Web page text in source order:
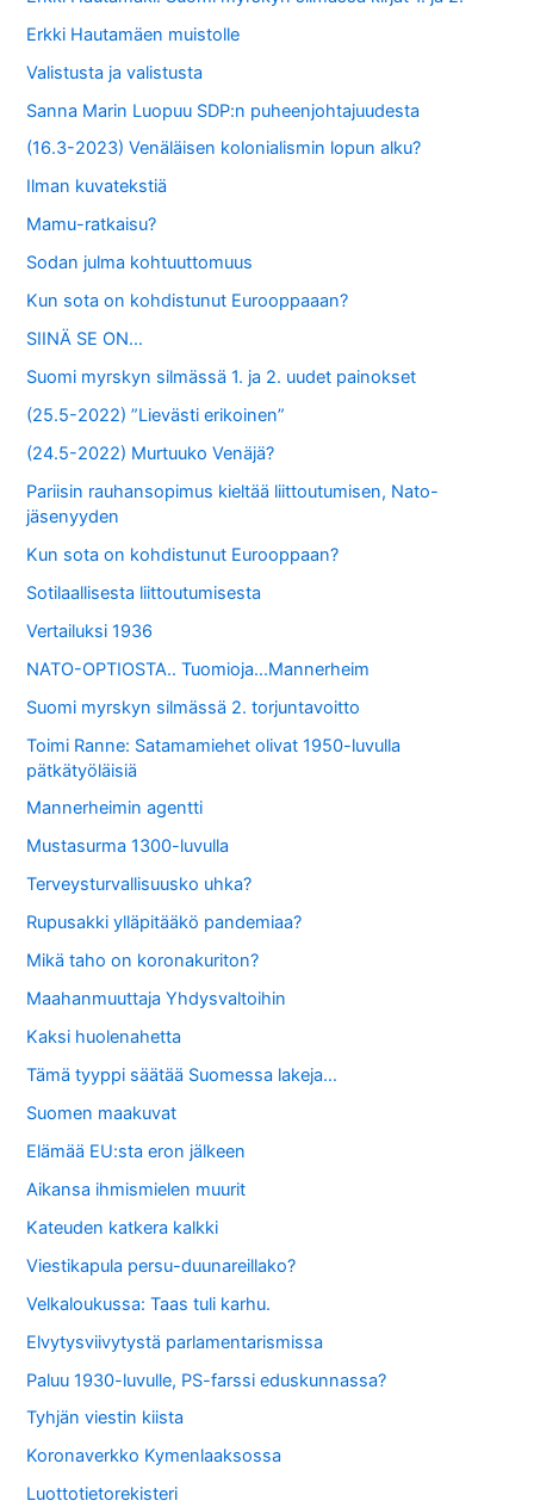
r
:Erkki Hautamäen muistolle
Valistusta ja valistusta
Sanna Marin Luopuu SDP:n puheenjohtajuudesta
(16.3-2023) Venäläisen kolonialismin lopun alku?
Ilman kuvatekstiä
Mamu-ratkaisu?
Sodan julma kohtuuttomuus
Kun sota on kohdistunut Eurooppaaan?
SIINÄ SE ON…
Suomi myrskyn silmässä 1. ja 2. uudet painokset
(25.5-2022) ”Lievästi erikoinen”
(24.5-2022) Murtuuko Venäjä?
Pariisin rauhansopimus kieltää liittoutumisen, Nato-
jäsenyyden
Kun sota on kohdistunut Eurooppaan?
Sotilaallisesta liittoutumisesta
Vertailuksi 1936
NATO-OPTIOSTA.. Tuomioja…Mannerheim
Suomi myrskyn silmässä 2. torjuntavoitto
Toimi Ranne: Satamamiehet olivat 1950-luvulla
pätkätyöläisiä
Mannerheimin agentti
Mustasurma 1300-luvulla
Terveysturvallisuusko uhka?
Rupusakki ylläpitääkö pandemiaa?
Mikä taho on koronakuriton?
Maahanmuuttaja Yhdysvaltoihin
Kaksi huolenahetta
Tämä tyyppi säätää Suomessa lakeja…
Suomen maakuvat
Elämää EU:sta eron jälkeen
Aikansa ihmismielen muurit
Kateuden katkera kalkki
Viestikapula persu-duunareillako?
Velkaloukussa: Taas tuli karhu.
Elvytysviivytystä parlamentarismissa
Paluu 1930-luvulle, PS-farssi eduskunnassa?
Tyhjän viestin kiista
Koronaverkko Kymenlaaksossa
Luottotietorekisteri